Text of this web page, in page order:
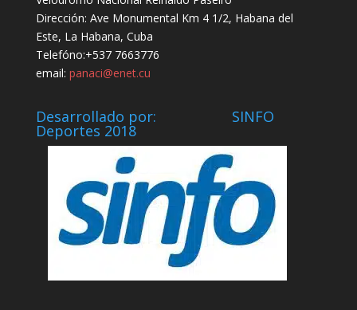
Dirección: Ave Monumental Km 4 1/2, Habana del
Este, La Habana, Cuba
Telefóno:+537 7663776
email: panaci@enet.cu
Desarrollado por: SINFO
Deportes 2018